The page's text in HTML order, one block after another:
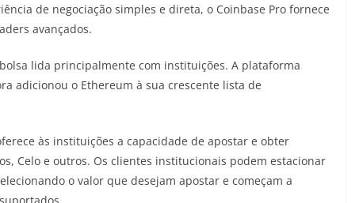
de negociação simples e direta, o Coinbase Pro fornece
avançados.
lida principalmente com instituições. A plataforma
adicionou o Ethereum à sua crescente lista de
às instituições a capacidade de apostar e obter
Celo e outros. Os clientes institucionais podem estacionar
o valor que desejam apostar e começam a